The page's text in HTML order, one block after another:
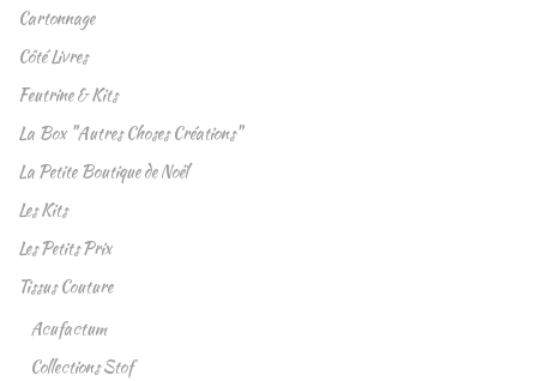
Cartonnage
Côté Livres
Feutrine & Kits
La Box "Autres Choses Créations"
La Petite Boutique de Noël
Les Kits
Les Petits Prix
Tissus Couture
Acufactum
Collections Stof